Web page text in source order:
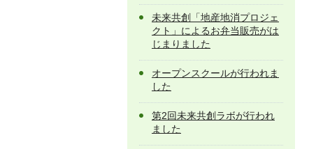
未来共創「地産地消プロジェ
クト」によるお弁当販売がは
じまりました
オープンスクールが行われま
した
第2回未来共創ラボが行われ
ました